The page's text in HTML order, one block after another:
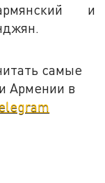
и
самые
Армении в